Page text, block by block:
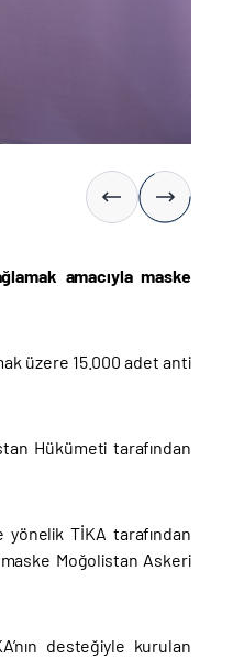
amacıyla maske
üzere 15.000 adet anti
Hükümeti tarafından
TİKA tarafından
Moğolistan Askeri
desteğiyle kurulan